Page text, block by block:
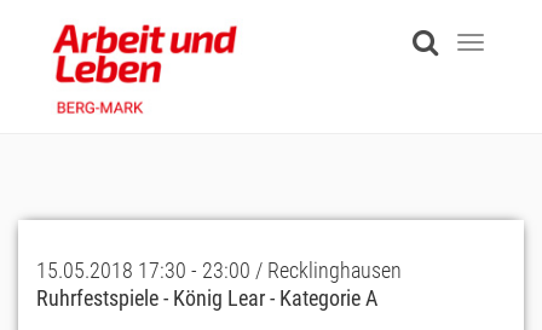
content
Toggle
15.05.2018 17:30 - 23:00 / Recklinghausen
Ruhrfestspiele - König Lear - Kategorie A